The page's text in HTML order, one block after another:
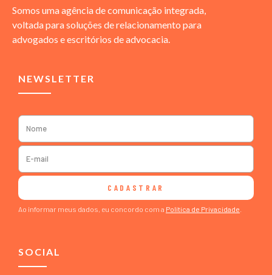
Somos uma agência de comunicação integrada,
voltada para soluções de relacionamento para
advogados e escritórios de advocacia.
NEWSLETTER
CADASTRAR
Ao informar meus dados, eu concordo com a Política de Privacidade
SOCIAL